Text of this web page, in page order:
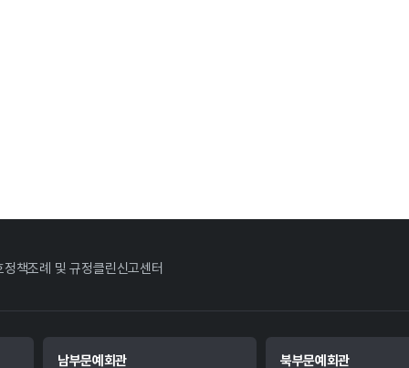
정책조례 및 규정클린신고센터
남부문예회관 북부문예회관